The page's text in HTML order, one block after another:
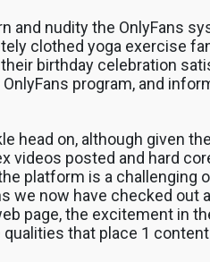
and nudity the OnlyFans
clothed yoga exercise
birthday celebration
program, and
head on, although given
videos posted and hard
platform is a challenging
we now have checked out
page, the excitement in
that place 1